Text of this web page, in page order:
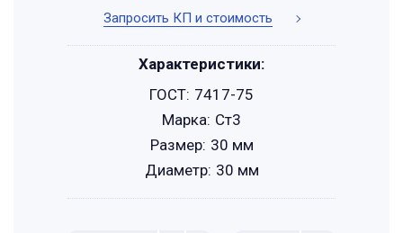
Запросить КП и стоимость
Характеристики:
ГОСТ: 7417-75
Марка: Ст3
Размер: 30 мм
Диаметр: 30 мм